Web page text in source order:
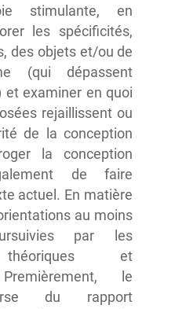
stimulante, en
les spécificités,
des objets et/ou de
(qui dépassent
et examiner en quoi
rejaillissent ou
de la conception
la conception
de faire
actuel. En matière
au moins
par les
théoriques et
le
du rapport